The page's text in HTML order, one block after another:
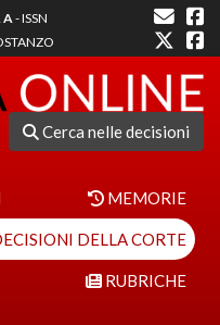
A- ISSN
Cerca nelle decisioni
MEMORIE
DELLA CORTE
RUBRICHE